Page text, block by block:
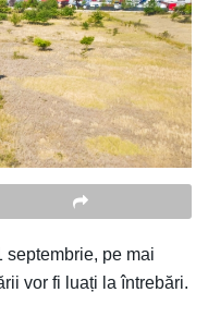
septembrie, pe mai
vor fi luați la întrebări.